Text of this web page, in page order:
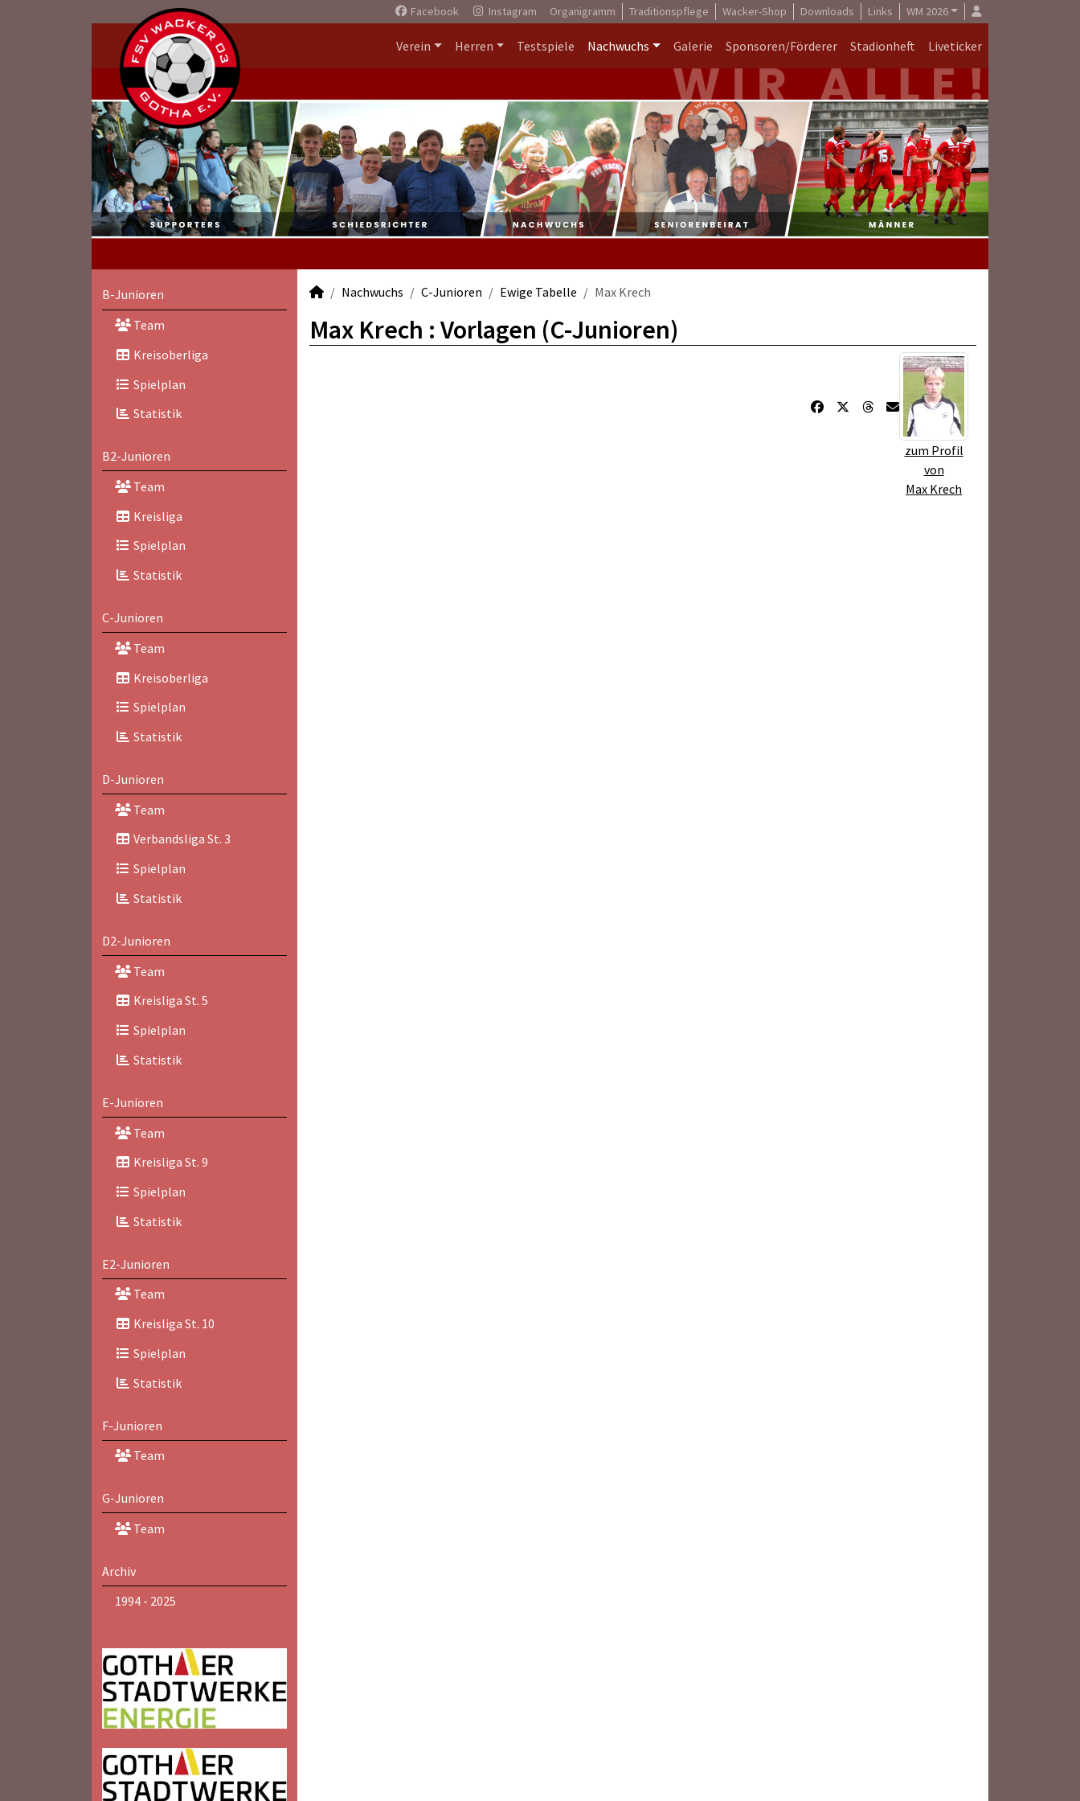
Facebook Instagram Organigramm Traditionspflege Wacker-Shop Downloads Links WM 2026
Verein Herren Testspiele Nachwuchs Galerie Sponsoren/Förderer Stadionheft Liveticker
B-Junioren
Team
Kreisoberliga
Spielplan
Statistik
B2-Junioren
Team
Kreisliga
Spielplan
Statistik
C-Junioren
Team
Kreisoberliga
Spielplan
Statistik
D-Junioren
Team
Verbandsliga St. 3
Spielplan
Statistik
D2-Junioren
Team
Kreisliga St. 5
Spielplan
Statistik
E-Junioren
Team
Kreisliga St. 9
Spielplan
Statistik
E2-Junioren
Team
Kreisliga St. 10
Spielplan
Statistik
F-Junioren
Team
G-Junioren
Team
Archiv
1994 - 2025
Nachwuchs C-Junioren Ewige Tabelle Max Krech
Max Krech : Vorlagen (C-Junioren)
zum Profil
von
Max Krech